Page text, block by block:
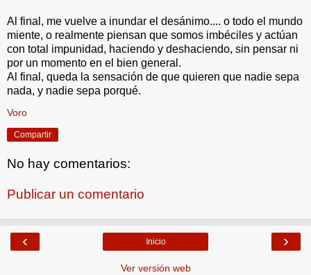
Al final, me vuelve a inundar el desánimo.... o todo el mundo
miente, o realmente piensan que somos imbéciles y actúan
con total impunidad, haciendo y deshaciendo, sin pensar ni
por un momento en el bien general.
Al final, queda la sensación de que quieren que nadie sepa
nada, y nadie sepa porqué.
Voro
Compartir
No hay comentarios:
Publicar un comentario
‹ ›
Inicio
Ver versión web